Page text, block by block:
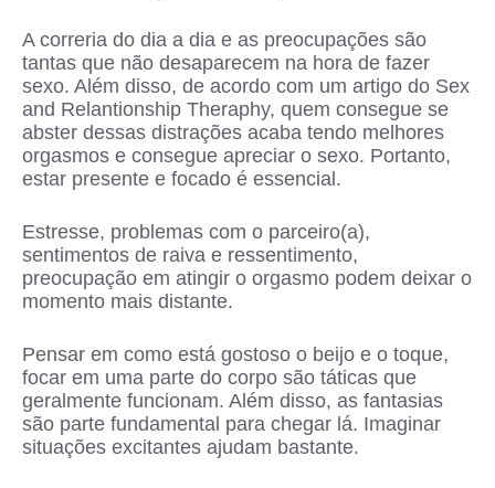
A correria do dia a dia e as preocupações são
tantas que não desaparecem na hora de fazer
sexo. Além disso, de acordo com um artigo do Sex
and Relantionship Theraphy, quem consegue se
abster dessas distrações acaba tendo melhores
orgasmos e consegue apreciar o sexo. Portanto,
estar presente e focado é essencial.
Estresse, problemas com o parceiro(a),
sentimentos de raiva e ressentimento,
preocupação em atingir o orgasmo podem deixar o
momento mais distante.
Pensar em como está gostoso o beijo e o toque,
focar em uma parte do corpo são táticas que
geralmente funcionam. Além disso, as fantasias
são parte fundamental para chegar lá. Imaginar
situações excitantes ajudam bastante.